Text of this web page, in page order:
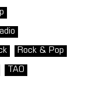
Rock & Pop
TAO